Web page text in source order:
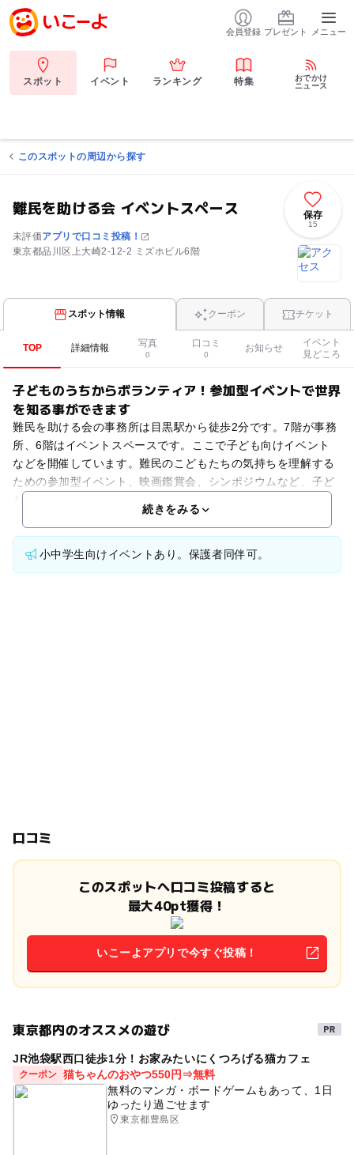
会員登録 プレゼント メニュー
スポット イベント ランキング 特集
おでかけ
ニュース
このスポットの周辺から探す
難民を助ける会 イベントスペース
未評価アプリで口コミ投稿！
東京都品川区上大崎2-12-2 ミズホビル6階
保存
15
スポット情報 クーポン チケット
TOP 詳細情報 写真
0
口コミ
0
お知らせ
イベント
見どころ
子どものうちからボランティア！参加型イベントで世界
を知る事ができます
難民を助ける会の事務所は目黒駅から徒歩2分です。7階が事務
所、6階はイベントスペースです。ここで子ども向けイベント
などを開催しています。難民のこどもたちの気持ちを理解する
ための参加型イベント、映画鑑賞会、シンポジウムなど、子ど
続きをみる
小中学生向けイベントあり。保護者同伴可。
口コミ
このスポットへ口コミ投稿すると
最大40pt獲得！
いこーよアプリで今すぐ投稿！
東京都内のオススメの遊び
JR池袋駅西口徒歩1分！お家みたいにくつろげる猫カフェ
クーポン 猫ちゃんのおやつ550円⇒無料
無料のマンガ・ボードゲームもあって、1日
ゆったり過ごせます
東京都豊島区